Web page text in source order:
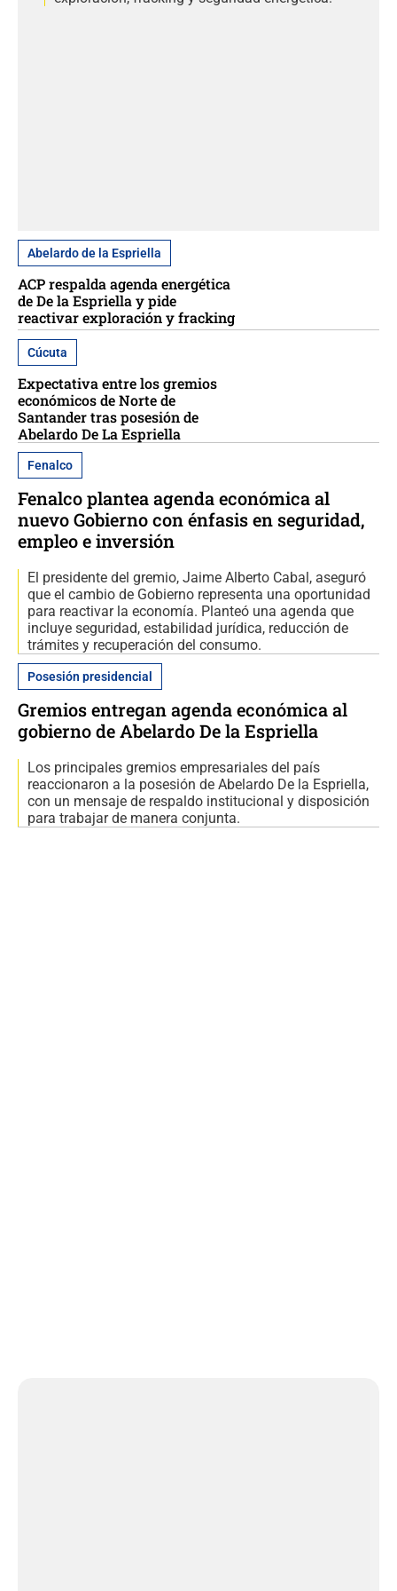
Abelardo de la Espriella
ACP respalda agenda energética
de De la Espriella y pide
reactivar exploración y fracking
Cúcuta
Expectativa entre los gremios
económicos de Norte de
Santander tras posesión de
Abelardo De La Espriella
Fenalco
Fenalco plantea agenda económica al
nuevo Gobierno con énfasis en seguridad,
empleo e inversión
El presidente del gremio, Jaime Alberto Cabal, aseguró
que el cambio de Gobierno representa una oportunidad
para reactivar la economía. Planteó una agenda que
incluye seguridad, estabilidad jurídica, reducción de
trámites y recuperación del consumo.
Posesión presidencial
Gremios entregan agenda económica al
gobierno de Abelardo De la Espriella
Los principales gremios empresariales del país
reaccionaron a la posesión de Abelardo De la Espriella,
con un mensaje de respaldo institucional y disposición
para trabajar de manera conjunta.